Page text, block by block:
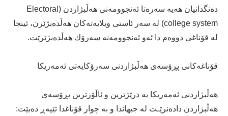
ده‌نگدانیان هه‌یه‌ سه‌ره‌تا ئه‌نجوومه‌نى هه‌ڵبژاردن (Electoral
college system) له‌ سه‌ر ئاستى ویلایه‌ته‌كان هه‌ڵده‌بژێرن، ئینجا
له‌ قۆناغى دووه‌م دا ئه‌و ئه‌نجوومه‌نه‌ سه‌رۆك هه‌ڵده‌بژێرێت.
قۆناغه‌كانى پڕۆسه‌ى هه‌ڵبژاردنى سه‌رۆكایه‌تى ئه‌مه‌ریكا
هه‌ڵبژاردنى ئه‌مه‌ریكا به‌ درێژترین و ئاڵۆزترین پڕۆسه‌ى
هه‌ڵبژاردن داده‌نرێـت له‌ جیهاندا و به‌ چوار قۆناغدا تێپه‌ڕ ده‌بێت: